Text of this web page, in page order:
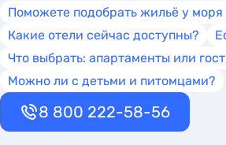
Поможете подобрать жильё у моря
Какие отели сейчас доступны?
Что выбрать: апартаменты или
Можно ли с детьми и питомцами?
8 800 222-58-56